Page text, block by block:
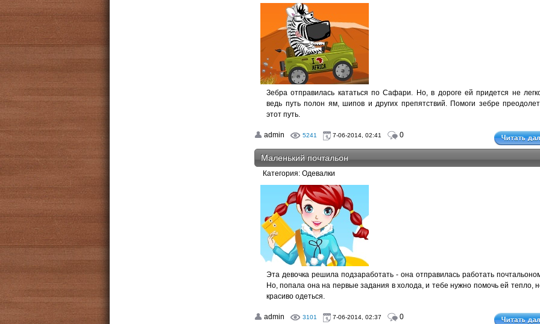
Зебра отправилась кататься по Сафари. Но, в дороге ей придется не
ведь путь полон ям, шипов и других препятствий. Помоги зебре
этот путь.
admin 5241 7-06-2014, 02:41 0
Маленький почтальон
Категория: Одевалки
Эта девочка решила подзаработать - она отправилась работать
Но, попала она на первые задания в холода, и тебе нужно помочь ей тепло,
красиво одеться.
admin 3101 7-06-2014, 02:37 0